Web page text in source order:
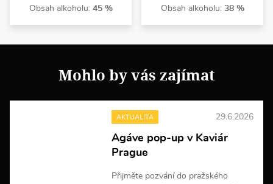
Obsah alkoholu: 45 %
Obsah alkoholu: 38 %
Mohlo by vás zajímat
AKTUALITA 29.6.2026
Agáve pop-up v Kaviár
Prague
Přijměte pozvání do pražského